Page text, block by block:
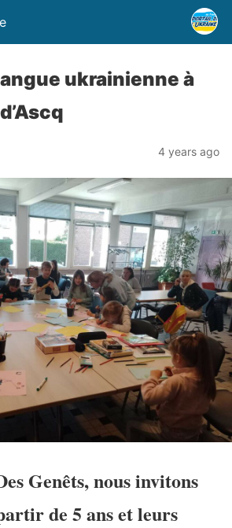
ukrainienne à
4 years ago
Genêts, nous invitons
de 5 ans et leurs